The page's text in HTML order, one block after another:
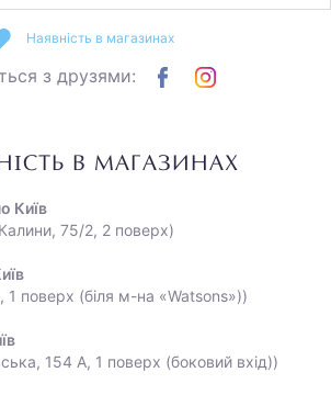
Наявність в магазинах
з друзями:
В МАГАЗИНАХ
Київ
75/2, 2 поверх)
поверх (біля м-на «Watsons»))
154 А, 1 поверх (боковий вхід))